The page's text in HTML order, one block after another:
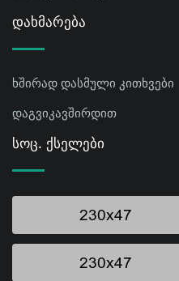
Დახმარება
ხშირად დასმული კითხვები
დაგვიკავშირდით
Სოც. Ქსელები